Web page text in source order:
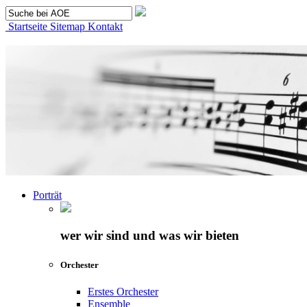
Startseite Sitemap Kontakt
Porträt
wer wir sind und was wir bieten
Orchester
Erstes Orchester
Ensemble